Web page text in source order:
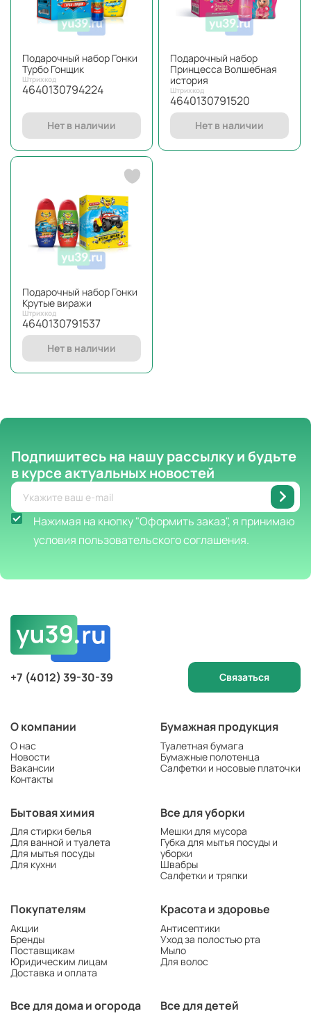
Подарочный набор Гонки
Турбо Гонщик
Штрихкод
4640130794224
Нет в наличии
Подарочный набор
Принцесса Волшебная
история
Штрихкод
4640130791520
Нет в наличии
Подарочный набор Гонки
Крутые виражи
Штрихкод
4640130791537
Нет в наличии
Подпишитесь на нашу рассылкуи будьте
в курсе актуальных новостей
Нажимая на кнопку "Оформить заказ", я принимаю
условия пользовательского соглашения.
+7 (4012) 39-30-39 Связаться
О компании
О нас
Новости
Вакансии
Контакты
Бумажная продукция
Туалетная бумага
Бумажные полотенца
Салфетки и носовые платочки
Бытовая химия
Для стирки белья
Для ванной и туалета
Для мытья посуды
Для кухни
Все для уборки
Мешки для мусора
Губка для мытья посуды и
уборки
Швабры
Салфетки и тряпки
Покупателям
Акции
Бренды
Поставщикам
Юридическим лицам
Доставка и оплата
Красота и здоровье
Антисептики
Уход за полостью рта
Мыло
Для волос
Все для дома и огорода Все для детей